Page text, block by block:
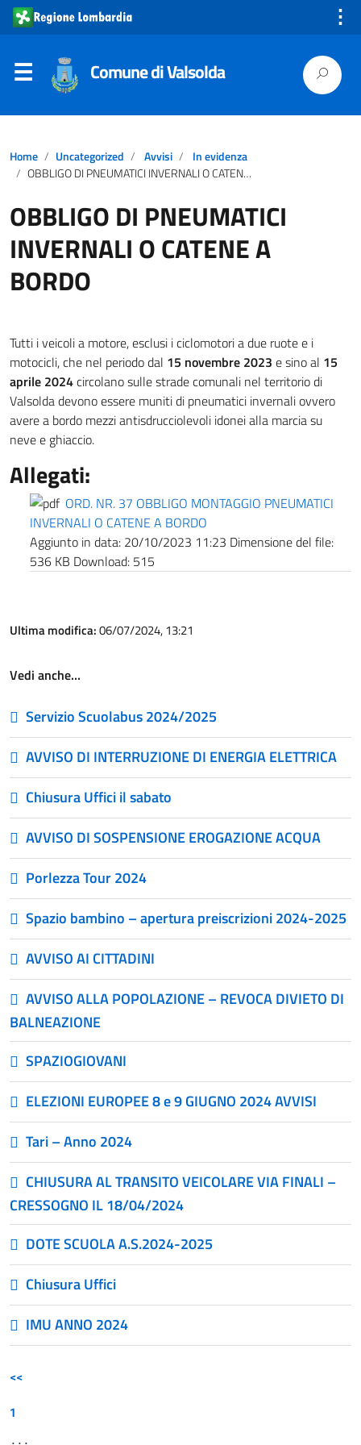
⋮
Comune di Valsolda
Home Uncategorized Avvisi
In evidenza
OBBLIGO DI PNEUMATICI INVERNALI O CATENE A BORDO
OBBLIGO DI PNEUMATICI
INVERNALI O CATENE A
BORDO
Tutti i veicoli a motore, esclusi i ciclomotori a due ruote e i
motocicli, che nel periodo dal 15 novembre 2023 e sino al 15
aprile 2024circolano sulle strade comunali nel territorio di
Valsolda devono essere muniti di pneumatici invernali ovvero
avere a bordo mezzi antisdrucciolevoli idonei alla marcia su
neve e ghiaccio.
Allegati:
ORD. NR. 37 OBBLIGO MONTAGGIO PNEUMATICI
INVERNALI O CATENE A BORDO
Aggiunto in data: 20/10/2023 11:23 Dimensione del file:
536 KB Download: 515
Ultima modifica:06/07/2024, 13:21
Vedi anche…
Servizio Scuolabus 2024/2025
AVVISO DI INTERRUZIONE DI ENERGIA ELETTRICA
Chiusura Uffici il sabato
AVVISO DI SOSPENSIONE EROGAZIONE ACQUA
Porlezza Tour 2024
Spazio bambino – apertura preiscrizioni 2024-2025
AVVISO AI CITTADINI
AVVISO ALLA POPOLAZIONE – REVOCA DIVIETO DI
BALNEAZIONE
SPAZIOGIOVANI
ELEZIONI EUROPEE 8 e 9 GIUGNO 2024 AVVISI
Tari – Anno 2024
CHIUSURA AL TRANSITO VEICOLARE VIA FINALI –
CRESSOGNO IL 18/04/2024
DOTE SCUOLA A.S.2024-2025
Chiusura Uffici
IMU ANNO 2024
<<
1
...